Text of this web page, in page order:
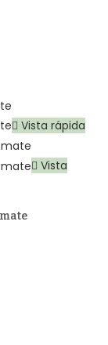
Vista rápida
Vista